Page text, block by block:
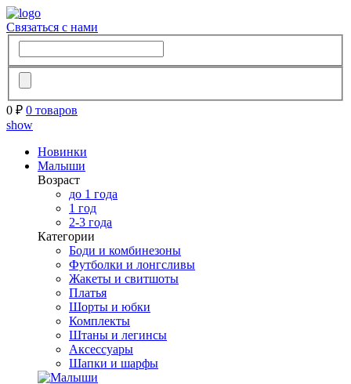
Связаться с нами
0 ₽ 0 товаров
show
Новинки
Малыши
Возраст
до 1 года
1 год
2-3 года
Категории
Боди и комбинезоны
Футболки и лонгсливы
Жакеты и свитшоты
Платья
Шорты и юбки
Комплекты
Штаны и легинсы
Аксессуары
Шапки и шарфы